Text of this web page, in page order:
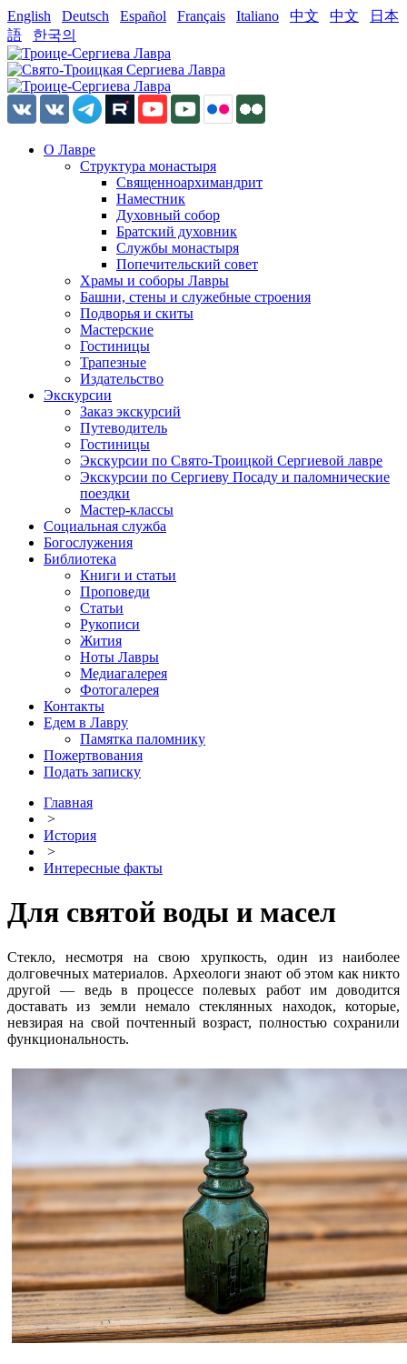
English Deutsch Español Français Italiano 中文 中文
日本
語
한국의
О Лавре
Структура монастыря
Священноархимандрит
Наместник
Духовный собор
Братский духовник
Службы монастыря
Попечительский совет
Храмы и соборы Лавры
Башни, стены и служебные строения
Подворья и скиты
Мастерские
Гостиницы
Трапезные
Издательство
Экскурсии
Заказ экскурсий
Путеводитель
Гостиницы
Экскурсии по Свято-Троицкой Сергиевой лавре
Экскурсии по Сергиеву Посаду и паломнические
поездки
Мастер-классы
Социальная служба
Богослужения
Библиотека
Книги и статьи
Проповеди
Статьи
Рукописи
Жития
Ноты Лавры
Медиагалерея
Фотогалерея
Контакты
Едем в Лавру
Памятка паломнику
Пожертвования
Подать записку
Главная
>
История
>
Интересные факты
Для святой воды и масел
Стекло, несмотря на свою хрупкость, один из наиболее
долговечных материалов. Археологи знают об этом как никто
другой — ведь в процессе полевых работ им доводится
доставать из земли немало стеклянных находок, которые,
невзирая на свой почтенный возраст, полностью сохранили
функциональность.